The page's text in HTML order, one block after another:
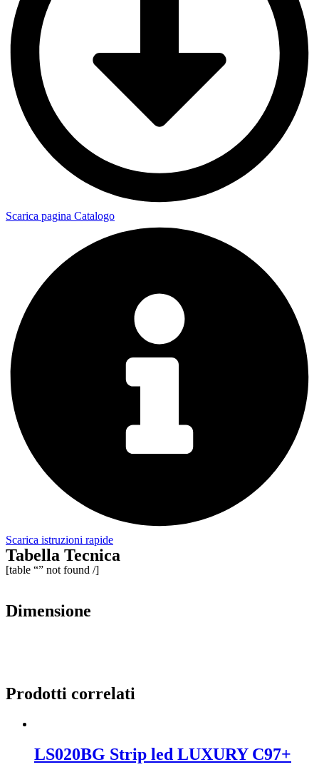
Scarica pagina Catalogo
Scarica istruzioni rapide
Tabella Tecnica
[table “” not found /]
Dimensione
Prodotti correlati
LS020BG Strip led LUXURY C97+